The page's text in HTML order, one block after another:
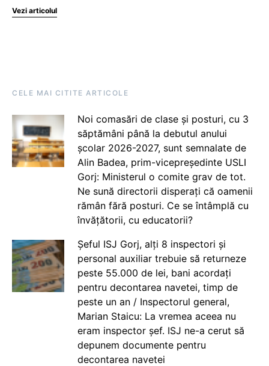
Vezi articolul
CELE MAI CITITE ARTICOLE
Noi comasări de clase și posturi, cu 3
săptămâni până la debutul anului
școlar 2026-2027, sunt semnalate de
Alin Badea, prim-vicepreședinte USLI
Gorj: Ministerul o comite grav de tot.
Ne sună directorii disperați că oamenii
rămân fără posturi. Ce se întâmplă cu
învățătorii, cu educatorii?
Șeful ISJ Gorj, alți 8 inspectori și
personal auxiliar trebuie să returneze
peste 55.000 de lei, bani acordați
pentru decontarea navetei, timp de
peste un an / Inspectorul general,
Marian Staicu: La vremea aceea nu
eram inspector șef. ISJ ne-a cerut să
depunem documente pentru
decontarea navetei